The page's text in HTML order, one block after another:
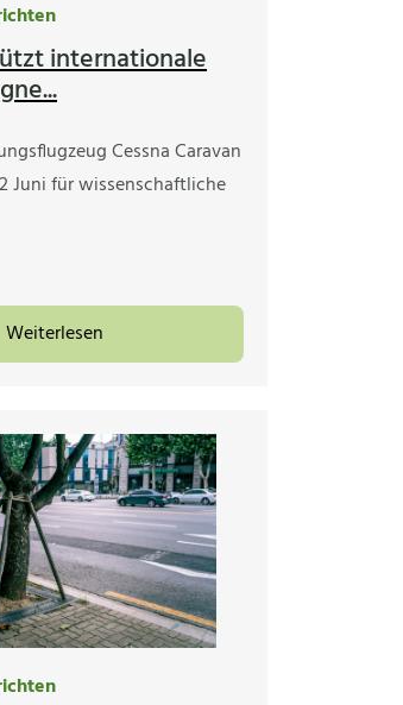
internationale
Cessna Caravan
Juni für wissenschaftliche
Weiterlesen